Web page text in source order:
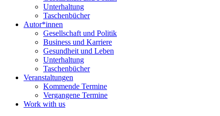
Unterhaltung
Taschenbücher
Autor*innen
Gesellschaft und Politik
Business und Karriere
Gesundheit und Leben
Unterhaltung
Taschenbücher
Veranstaltungen
Kommende Termine
Vergangene Termine
Work with us